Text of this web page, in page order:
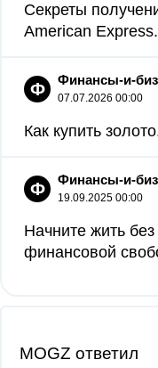
Секреты
American
Ф Финансы-и-
07.07.2026 00:00
Как купить
Ф Финансы-и-
19.09.2025 00:00
Начните жить
финансовой
MOGZ ответил